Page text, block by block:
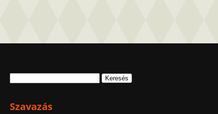
Szavazás